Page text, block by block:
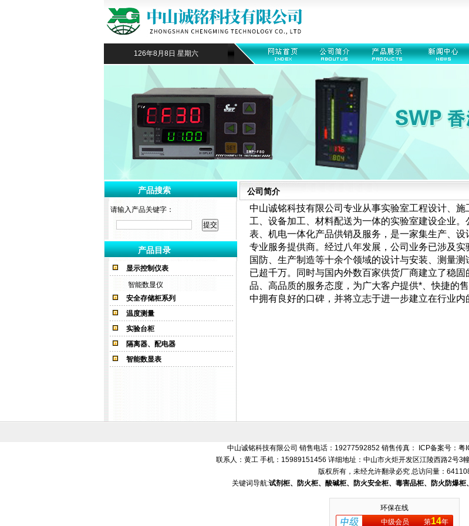
126年8月8日 星期六
产品搜索
请输入产品关键字：
产品目录
显示控制仪表
智能数显仪
安全存储柜系列
温度测量
实验台柜
隔离器、配电器
智能数显表
公司简介
中山诚铭科技有限公司 专业从事实验室工程设计、
工、设备加工、材料配送为一体的实验室建设企业
表、机电一体化产品供销及服务，是一家集生产、
专业服务提供商。经过八年发展，公司业务已涉及
国防、生产制造等十余个领域的设计与安装、测量
已超千万。同时与国内外数百家供货厂商建立了稳
品、高品质的服务态度，为广大客户提供*、快捷的
中拥有良好的口碑，并将立志于进一步建立在行业内
中山诚铭科技有限公司 销售电话：19277592852 销售传真： ICP备案号： 粤
联系人：黄工 手机：15989151456 详细地址：中山市火炬开发区江陵西路2号3
版权所有，未经允许翻录必究总访问量：
关键词导航:试剂柜、防火柜、酸碱柜、防火安全柜、毒害品柜、防火防爆
环保在线
中级会员
第14年